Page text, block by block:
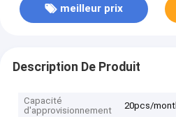
meilleur prix
Description De Produit
Capacité
d'approvisionnement
20pcs/